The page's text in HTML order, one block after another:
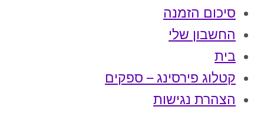
סיכום הזמנה
החשבון שלי
בית
קטלוג פירסינג – ספקים
הצהרת נגישות